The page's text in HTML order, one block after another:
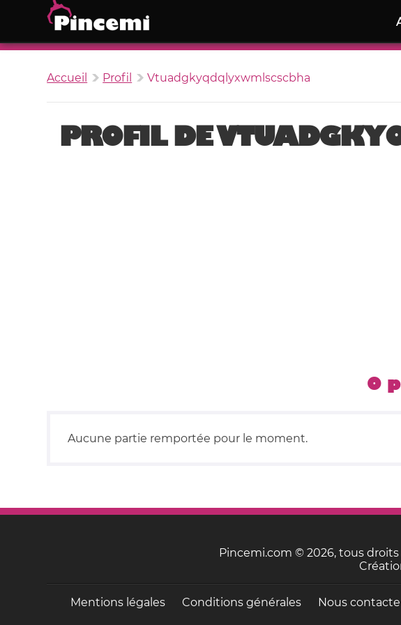
Accueil Profil Vtuadgkyqdqlyxwmlscscbha
PROFIL DE
0
Aucune partie remportée pour le moment.
Pincemi.com © 2026, tous
Mentions légales Conditions générales Nous